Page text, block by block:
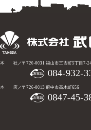
本 社／〒720-0031 福山市三吉町5丁目7-
084-932-
本 店／〒726-0013 府中市高木町656
0847-45-